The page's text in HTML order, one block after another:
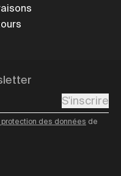
S'inscrire
des données de